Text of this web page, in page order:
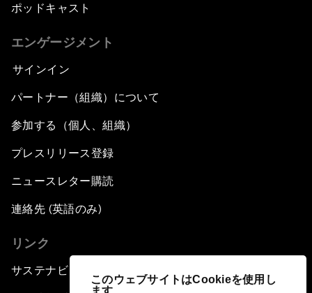
このウェブサイトはCookieを使用し
ます
ポッドキャスト
エンゲージメント
サインイン
パートナー（組織）について
参加する（個人、組織）
プレスリリース登録
ニュースレター購読
連絡先 (英語のみ)
リンク
サステナビリティへの取り組み